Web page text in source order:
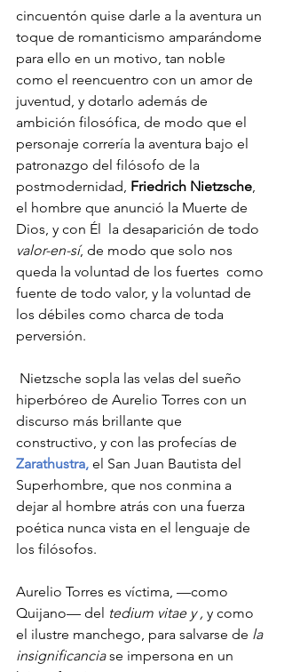
cincuentón quise darle a la aventura un
toque de romanticismo amparándome
para ello en un motivo, tan noble
como el reencuentro con un amor de
juventud, y dotarlo además de
ambición filosófica, de modo que el
personaje correría la aventura bajo el
patronazgo del filósofo de la
postmodernidad, Friedrich Nietzsche
el hombre que anunció la Muerte de
Dios, y con Él  la desaparición de todo
valor-en-sí, de modo que solo nos
queda la voluntad de los fuertes  como
fuente de todo valor, y la voluntad de
los débiles como charca de toda
perversión.
hiperbóreo de Aurelio Torres con un
discurso más brillante que
constructivo, y con las profecías de
Zarathustra, el San Juan Bautista del
Superhombre, que nos conmina a
dejar al hombre atrás con una fuerza
poética nunca vista en el lenguaje de
los filósofos.
Aurelio Torres es víctima, —como
Quijano— del tedium vitae y , y como
el ilustre manchego, para salvarse de la
insignificancia se impersona en un